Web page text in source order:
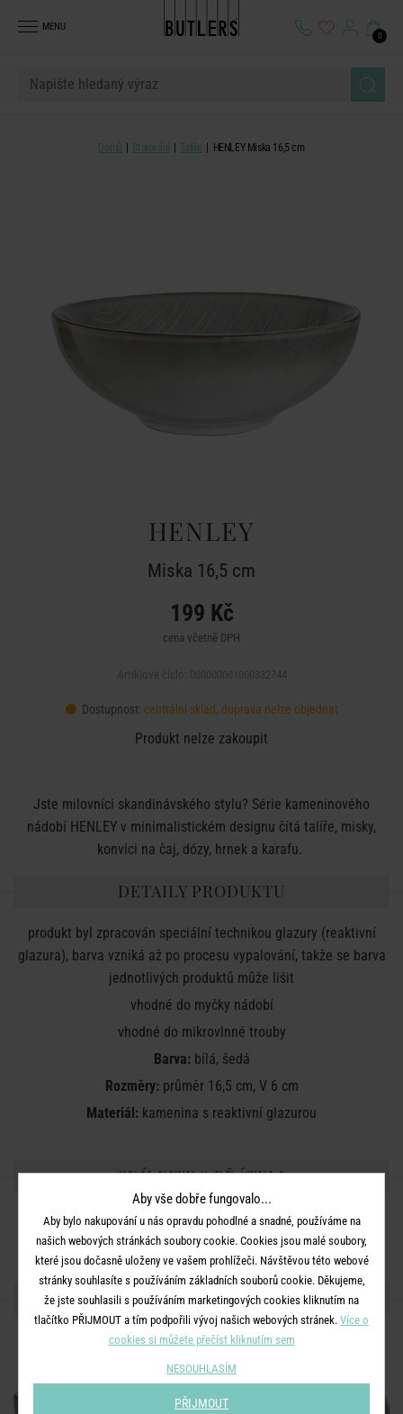
MENU
0
Domů Stolování Talíře HENLEY Miska 16,5 cm
HENLEY
Miska 16,5 cm
199 Kč
cena včetně DPH
Dostupnost: centrální sklad, doprava nelze objednat
Produkt nelze zakoupit
Jste milovníci skandinávského stylu? Série kameninového
nádobí HENLEY v minimalistickém designu čítá talíře, misky,
konvici na čaj, dózy, hrnek a karafu.
DETAILY PRODUKTU
produkt byl zpracován speciální technikou glazury (reaktivní
glazura), barva vzniká až po procesu vypalování, takže se barva
jednotlivých produktů může lišit
vhodné do myčky nádobí
vhodné do mikrovlnné trouby
Barva:bílá, šedá
Rozměry:průměr 16,5 cm, V 6 cm
Materiál: kamenina s reaktivní glazurou
SDÍLEJTE S PŘÁTELI
DALŠÍ PRODUKTY ZE SÉRIE
Aby vše dobře fungovalo...
Aby bylo nakupování u nás opravdu pohodlné a snadné, používáme na
našich webových stránkách soubory cookie. Cookies jsou malé soubory,
které jsou dočasně uloženy ve vašem prohlížeči. Návštěvou této webové
stránky souhlasíte s používáním základních souborů cookie. Děkujeme,
že jste souhlasili s používáním marketingových cookies kliknutím na
tlačítko PŘIJMOUT a tím podpořili vývoj našich webových stránek. Více o
cookies si můžete přečíst kliknutím sem
NESOUHLASÍM
PŘIJMOUT